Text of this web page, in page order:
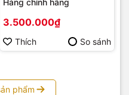
Hàng chính hãng
3.500.000₫
Thích So sánh
phẩm